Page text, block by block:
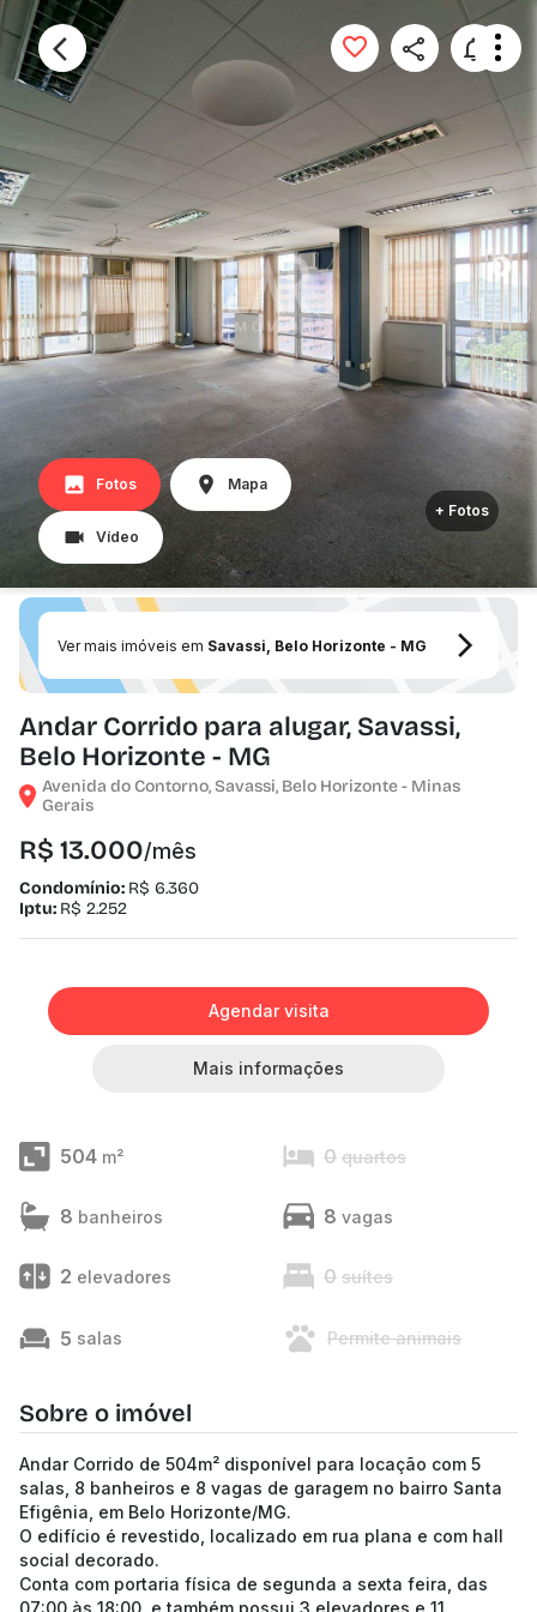
Fotos Mapa
Vídeo
+ Fotos
Ver mais imóveis em Savassi, Belo Horizonte - MG
Andar Corrido para alugar, Savassi,
Belo Horizonte - MG
Avenida do Contorno, Savassi, Belo Horizonte - Minas
Gerais
R$ 13.000/mês
Condomínio: R$ 6.360
Iptu: R$ 2.252
Agendar visita
Mais informações
504 m² 0 quartos
8 banheiros 8 vagas
2 elevadores 0 suítes
5 salas Permite animais
Sobre o imóvel
Andar Corrido de 504m² disponível para locação com 5
salas, 8 banheiros e 8 vagas de garagem no bairro Santa
Efigênia, em Belo Horizonte/MG.
O edifício é revestido, localizado em rua plana e com hall
social decorado.
Conta com portaria física de segunda a sexta feira, das
07:00 às 18:00, e também possui 3 elevadores e 11